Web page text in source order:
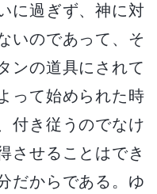
に過ぎず、神に対
いのであって、そ
ンの道具にされて
って始められた時
付き従うのでなけ
させることはでき
だからである。ゆ